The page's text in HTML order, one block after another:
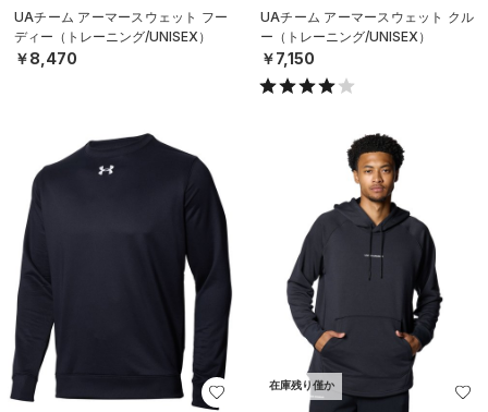
UAチーム アーマースウェット フー
ディー（トレーニング/UNISEX）
￥8,470
UAチーム アーマースウェット クル
ー（トレーニング/UNISEX）
￥7,150
在庫残り僅か